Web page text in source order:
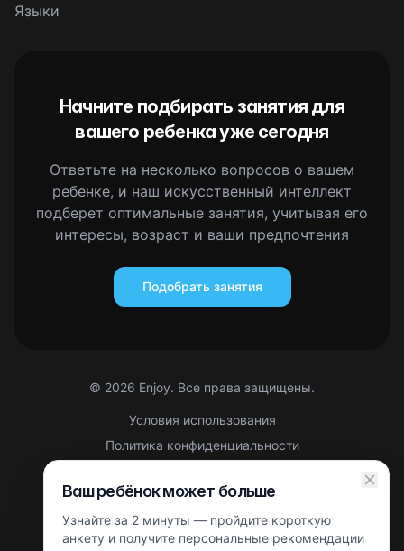
Языки
Начните подбирать занятия для
вашего ребенка уже сегодня
Ответьте на несколько вопросов о вашем
ребенке, и наш искусственный интеллект
подберет оптимальные занятия, учитывая его
интересы, возраст и ваши предпочтения
Подобрать занятия
© 2026 Enjoy. Все права защищены.
Условия использования
Политика конфиденциальности
Партнерская оферта
Этот сайт защищен reCAPTCHA. Применяются Политика
конфиденциальности и Условия использования Google.
Ваш ребёнок может больше
Узнайте за 2 минуты — пройдите короткую
анкету и получите персональные рекомендации